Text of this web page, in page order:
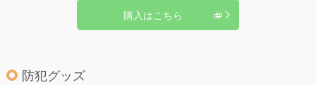
購入はこちら
防犯グッズ